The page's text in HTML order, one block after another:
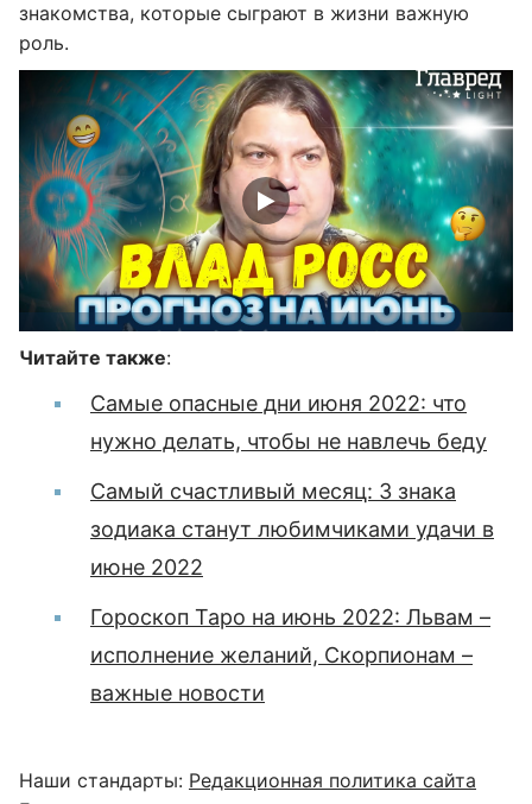
знакомства, которые сыграют в жизни важную
роль.
Читайте также:
Самые опасные дни июня 2022: что
нужно делать, чтобы не навлечь беду
Самый счастливый месяц: 3 знака
зодиака станут любимчиками удачи в
июне 2022
Гороскоп Таро на июнь 2022: Львам –
исполнение желаний, Скорпионам –
важные новости
Наши стандарты: Редакционная политика сайта